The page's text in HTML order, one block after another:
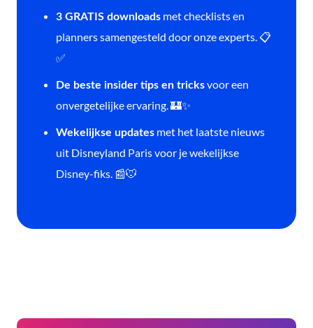
3 GRATIS downloads met checklists en
planners samengesteld door onze experts. 📋
✅
De beste insider tips en tricksvoor een
onvergetelijke ervaring. 🏰✨
Wekelijkse updates met het laatste nieuws
uit Disneyland Paris voor je wekelijkse
Disney-fiks. 📰🐭